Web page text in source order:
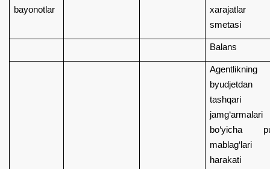
bayonotlar
xarajatlar
smetasi
Balans
Agentlikning
byudjetdan
tashqari
jamg‘armalari
bo‘yicha
mablag‘lari
harakati